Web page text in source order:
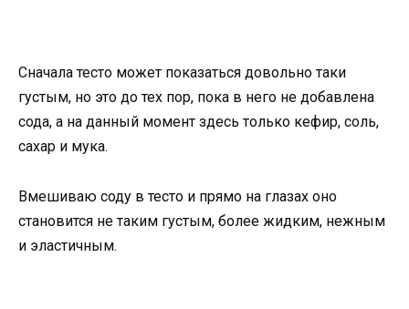
Сначала тесто может показаться довольно таки
густым, но это до тех пор, пока в него не добавлена
сода, а на данный момент здесь только кефир, соль,
сахар и мука.
Вмешиваю соду в тесто и прямо на глазах оно
становится не таким густым, более жидким, нежным
и эластичным.